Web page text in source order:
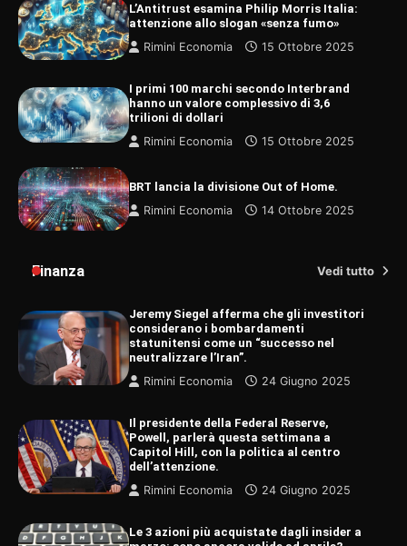
L’Antitrust esamina Philip Morris Italia:
attenzione allo slogan «senza fumo»
Rimini Economia
15 Ottobre 2025
I primi 100 marchi secondo Interbrand
hanno un valore complessivo di 3,6
trilioni di dollari
Rimini Economia
15 Ottobre 2025
BRT lancia la divisione Out of Home.
Rimini Economia
14 Ottobre 2025
Finanza Vedi tutto
Jeremy Siegel afferma che gli investitori
considerano i bombardamenti
statunitensi come un “successo nel
neutralizzare l’Iran”.
Rimini Economia
24 Giugno 2025
Il presidente della Federal Reserve,
Powell, parlerà questa settimana a
Capitol Hill, con la politica al centro
dell’attenzione.
Rimini Economia
24 Giugno 2025
Le 3 azioni più acquistate dagli insider a